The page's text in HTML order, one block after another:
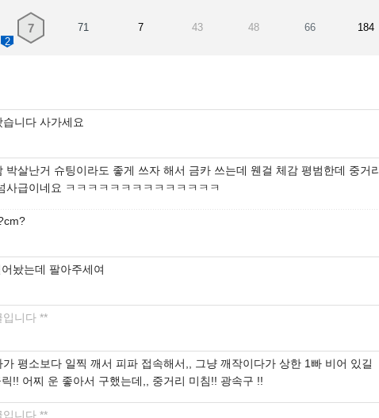
2
7 71 7 43 48 66 184
니다 사가세요
박살난거 슈팅이라도 좋게 쓰자 해서 금카 쓰는데 웬걸 체감 평범한데 중거
사급이네요 ㅋㅋㅋㅋㅋㅋㅋㅋㅋㅋㅋㅋㅋㅋ
놨는데 팔아주세여
입니다 **
가 평소보다 일찍 깨서 피파 접속해서,, 그냥 깨작이다가 상한 1빠 비어 있길
!! 어찌 운 좋아서 구했는데,, 중거리 미침!! 광속구 !!
입니다 **